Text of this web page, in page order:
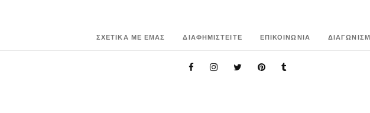
ΣΧΕΤΙΚΑ ΜΕ ΕΜΑΣ ΔΙΑΦΗΜΙΣΤΕΙΤΕ ΕΠΙΚΟΙΝΩΝΙΑ